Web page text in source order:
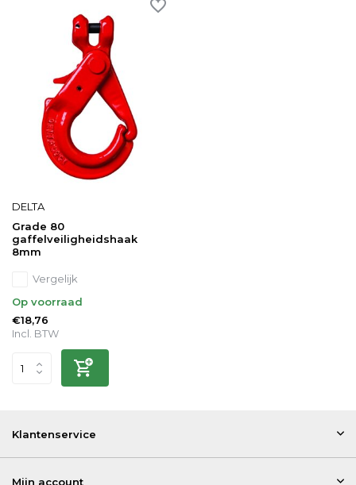
DELTA
Grade 80
gaffelveiligheidshaak
8mm
Vergelijk
Op voorraad
€18,76
Incl. BTW
Klantenservice
Mijn account